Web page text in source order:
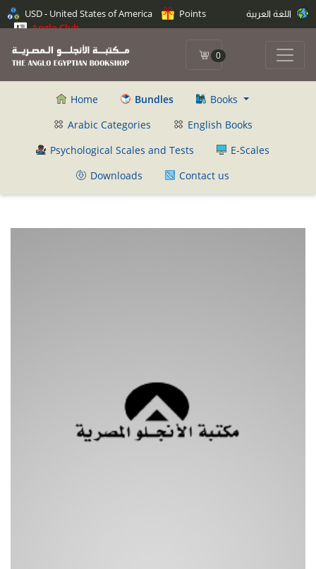
USD - United States of America
Points
Anglo Club
0
Home Bundles
Books
Arabic Categories
English Books
Psychological Scales and Tests
E-Scales
Downloads
Contact us